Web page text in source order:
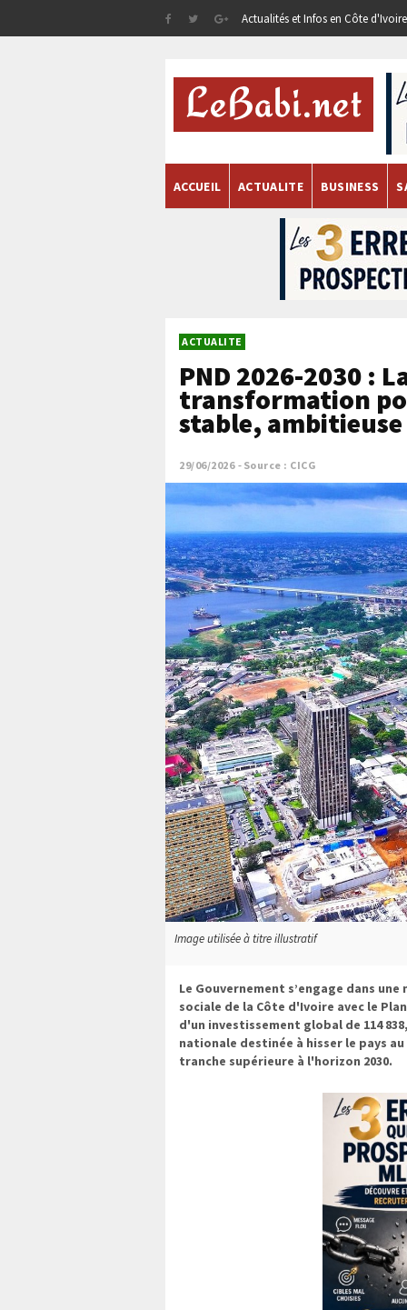
Actualités et Infos en Côte
ACCUEIL ACTUALITE BUSINESS
ACTUALITE
PND 2026-2030 :
transformation
stable,
29/06/2026 Source : CICG
Image utilisée à titre illustratif
Le Gouvernement s’engage dans
sociale de la Côte d'Ivoire avec le
d'un investissement global de 114
nationale destinée à hisser le pays
tranche supérieure à l'horizon 2030.